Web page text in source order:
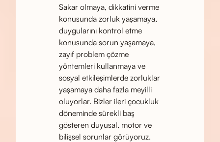
Sakar olmaya, dikkatini verme
konusunda zorluk yaşamaya,
duygularını kontrol etme
konusunda sorun yaşamaya,
zayıf problem çözme
yöntemleri kullanmaya ve
sosyal etkileşimlerde zorluklar
yaşamaya daha fazla meyilli
oluyorlar. Bizler ileri çocukluk
döneminde sürekli baş
gösteren duyusal, motor ve
bilişsel sorunlar görüyoruz.